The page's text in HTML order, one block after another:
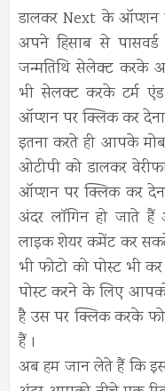
डालकर Next के ऑप्शन
अपने हिसाब से
जन्मतिथि सेलेक्ट करके
भी सेलक्ट करके टर्म
ऑप्शन पर क्लिक कर देना
इतना करते ही आपके
ओटीपी को डालकर
ऑप्शन पर क्लिक कर
अंदर लॉगिन हो जाते हैं
लाइक शेयर कमेंट कर
भी फोटो को पोस्ट भी
पोस्ट करने के लिए
है उस पर क्लिक करके
हैं ।
अब हम जान लेते हैं कि